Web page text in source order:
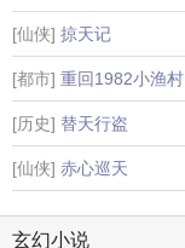
[仙侠] 掠天记
[都市] 重回1982小渔村
[历史] 替天行盗
[仙侠] 赤心巡天
玄幻小说